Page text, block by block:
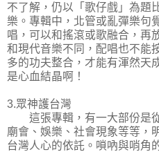
不了解，仍以「歌仔戲」為題
樂。專輯中，北管或亂彈樂句
唱，可以和搖滾或歌融合，再
和現代音樂不同，配唱也不能
多的功夫整合，才能有渾然天
是心血結晶啊！
3.眾神護台灣
這張專輯，有一大部份是從
廟會、娛樂、社會現象等等，
台灣人心的依託。嗩吶與哨角